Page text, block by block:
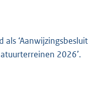
‘Aanwijzingsbesluit
2026’.